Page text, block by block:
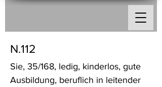
N.112
Sie, 35/168, ledig, kinderlos, gute
Ausbildung, beruflich in leitender